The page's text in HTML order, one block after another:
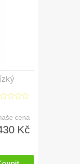
cena
Kč